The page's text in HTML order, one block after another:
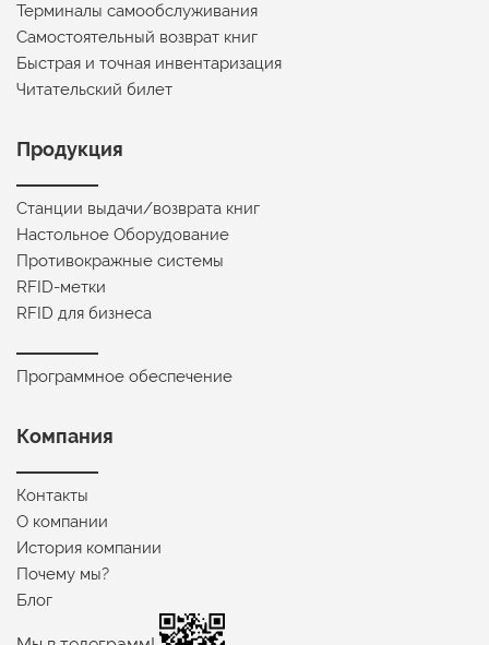
Терминалы самообслуживания
Самостоятельный возврат книг
Быстрая и точная инвентаризация
Читательский билет
Продукция
Станции выдачи/возврата книг
Настольное Оборудование
Противокражные системы
RFID-метки
RFID для бизнеса
Программное обеспечение
Компания
Контакты
О компании
История компании
Почему мы?
Блог